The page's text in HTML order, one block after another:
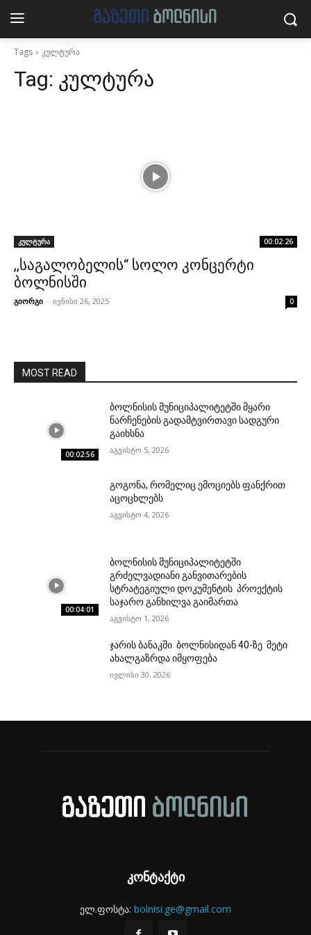
Tags კულტურა
Tag: კულტურა
კულტურა 00:02:26
,,საგალობელის“ სოლო კონცერტი
ბოლნისში
გიორგი - ივნისი 26, 2025 0
MOST READ
00:02:56
ბოლნისის მუნიციპალიტეტში მყარი
ნარჩენების გადამტვირთავი სადგური
გაიხსნა
აგვისტო 5, 2026
გოგონა, რომელიც ემოციებს ფანქრით
აცოცხლებს
აგვისტო 4, 2026
00:04:01
ბოლნისის მუნიციპალიტეტში
გრძელვადიანი განვითარების
სტრატეგიული დოკუმენტის პროექტის
საჯარო განხილვა გაიმართა
აგვისტო 1, 2026
ჯარის ბანაკში ბოლნისიდან 40-ზე მეტი
ახალგაზრდა იმყოფება
ივლისი 30, 2026
კონტაქტი
ელ.ფოსტა: bolnisi.ge@gmail.com